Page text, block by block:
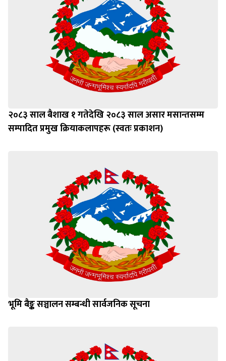
२०८३ साल बैशाख १ गतेदेखि २०८३ साल असार मसान्तसम्म
सम्पादित प्रमुख क्रियाकलापहरू (स्वतः प्रकाशन)
भूमि बैङ्क सञ्चालन सम्बन्धी सार्वजनिक सूचना